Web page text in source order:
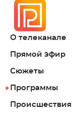
О телеканале
Прямой эфир
Сюжеты
Программы
Происшествия